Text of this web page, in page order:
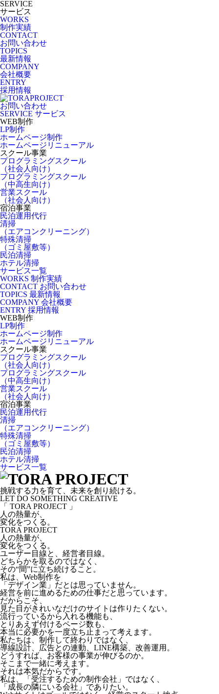
SERVICE
サービス
WORKS
制作実績
CONTACT
お問い合わせ
TOPICS
最新情報
COMPANY
会社概要
ENTRY
採用情報
お問い合わせ
SERVICE サービス
WEB制作
LP制作
ホームページ制作
ホームページリニューアル
スクール事業
プログラミングスクール
（社会人向け）
プログラミングスクール
（中高生向け）
営業スクール
（社会人向け）
宿泊事業
民泊運用代行
清掃
（エアコンクリーニング）
特殊清掃
（ゴミ屋敷等）
民泊清掃
ホテル清掃
サービス一覧
WORKS 制作実績
CONTACT お問い合わせ
TOPICS 最新情報
COMPANY 会社概要
ENTRY 採用情報
WEB制作
LP制作
ホームページ制作
ホームページリニューアル
スクール事業
プログラミングスクール
（社会人向け）
プログラミングスクール
（中高生向け）
営業スクール
（社会人向け）
宿泊事業
民泊運用代行
清掃
（エアコンクリーニング）
特殊清掃
（ゴミ屋敷等）
民泊清掃
ホテル清掃
サービス一覧
挑戦する力を育て、未来を創り続ける。
LET DO SOMETHING CREATIVE
「 TORA PROJECT 」
人の熱量が、
変化をつくる。
TORA PROJECT
人の熱量が、
変化をつくる。
ユーザー目線と、経営者目線。
どちらかを取るのではなく、
その“間”に立ち続けること。
私は、Web制作を
「デザイン業」だとは思っていません。
経営を前に進めるための仕事だと思っています。
だからこそ、
見た目がきれいなだけのサイトは作りたくない。
流行っているから入れる機能も、
とりあえず付けるページ数も、
本当に必要かを一度立ち止まって考えます。
私たちは、制作して終わりではなく、
導線設計、広告との連動、LINE構築、改善運用。
どうすれば、お客様の事業が伸びるのか。
そこまで一緒に考えます。
それは本気だからです。
私は、「受注するための制作会社」ではなく、
「成長の隣にいる会社」でありたい。